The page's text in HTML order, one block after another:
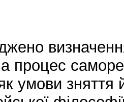
процес
умови зняття